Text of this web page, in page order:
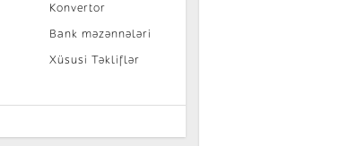
Konvertor
Bank məzənnələri
Xüsusi Təkliflər